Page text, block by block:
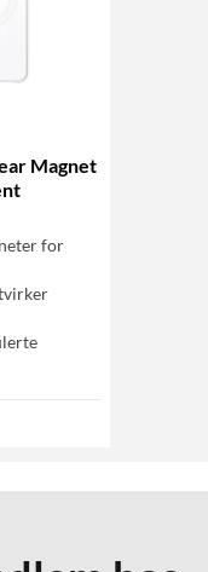
Magnet
for